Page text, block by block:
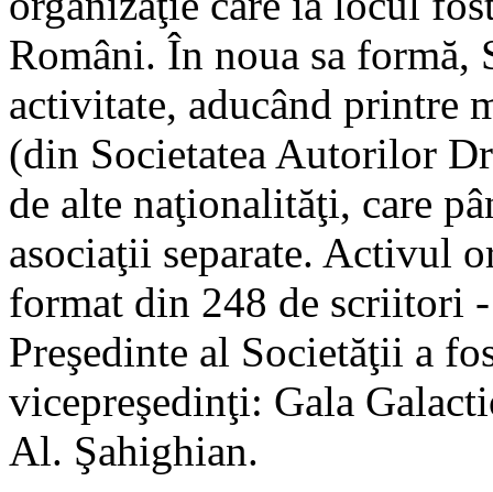
Români. În noua sa formă,
activitate, aducând printre
(din Societatea Autorilor
de alte naţionalităţi, care
asociaţii separate. Activul
format din 248 de scriitori
Preşedinte al Societăţii a
vicepreşedinţi: Gala
Al. Şahighian.